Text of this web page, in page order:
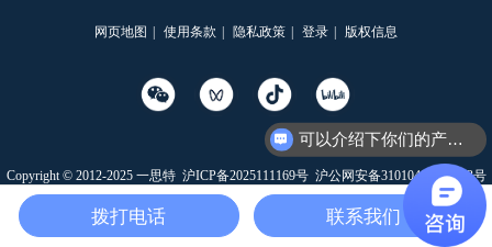
网页地图 使用条款 隐私政策 登录 版权信息
Copyright © 2012-2025 一思特 沪ICP备2025111169号 沪公网安备31010402335203号
本网站支持
可以介绍下你们的产品么
拨打电话 联系我们